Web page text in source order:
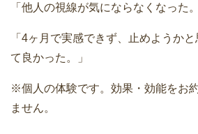
「他人の視線が気にならなくなった。
「4ヶ月で実感できず、止めようか
て良かった。」
※個人の体験です。効果・効能をお
ません。